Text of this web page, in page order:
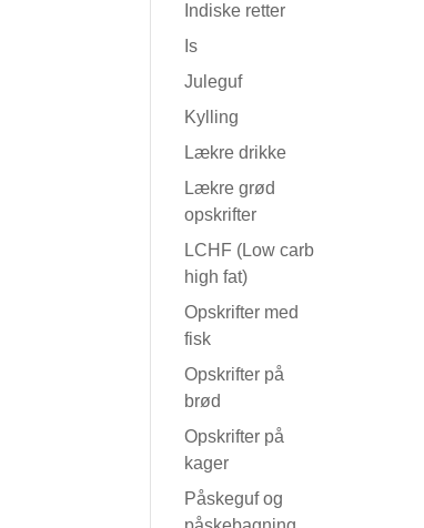
Indiske retter
Is
Juleguf
Kylling
Lækre drikke
Lækre grød
opskrifter
LCHF (Low carb
high fat)
Opskrifter med
fisk
Opskrifter på
brød
Opskrifter på
kager
Påskeguf og